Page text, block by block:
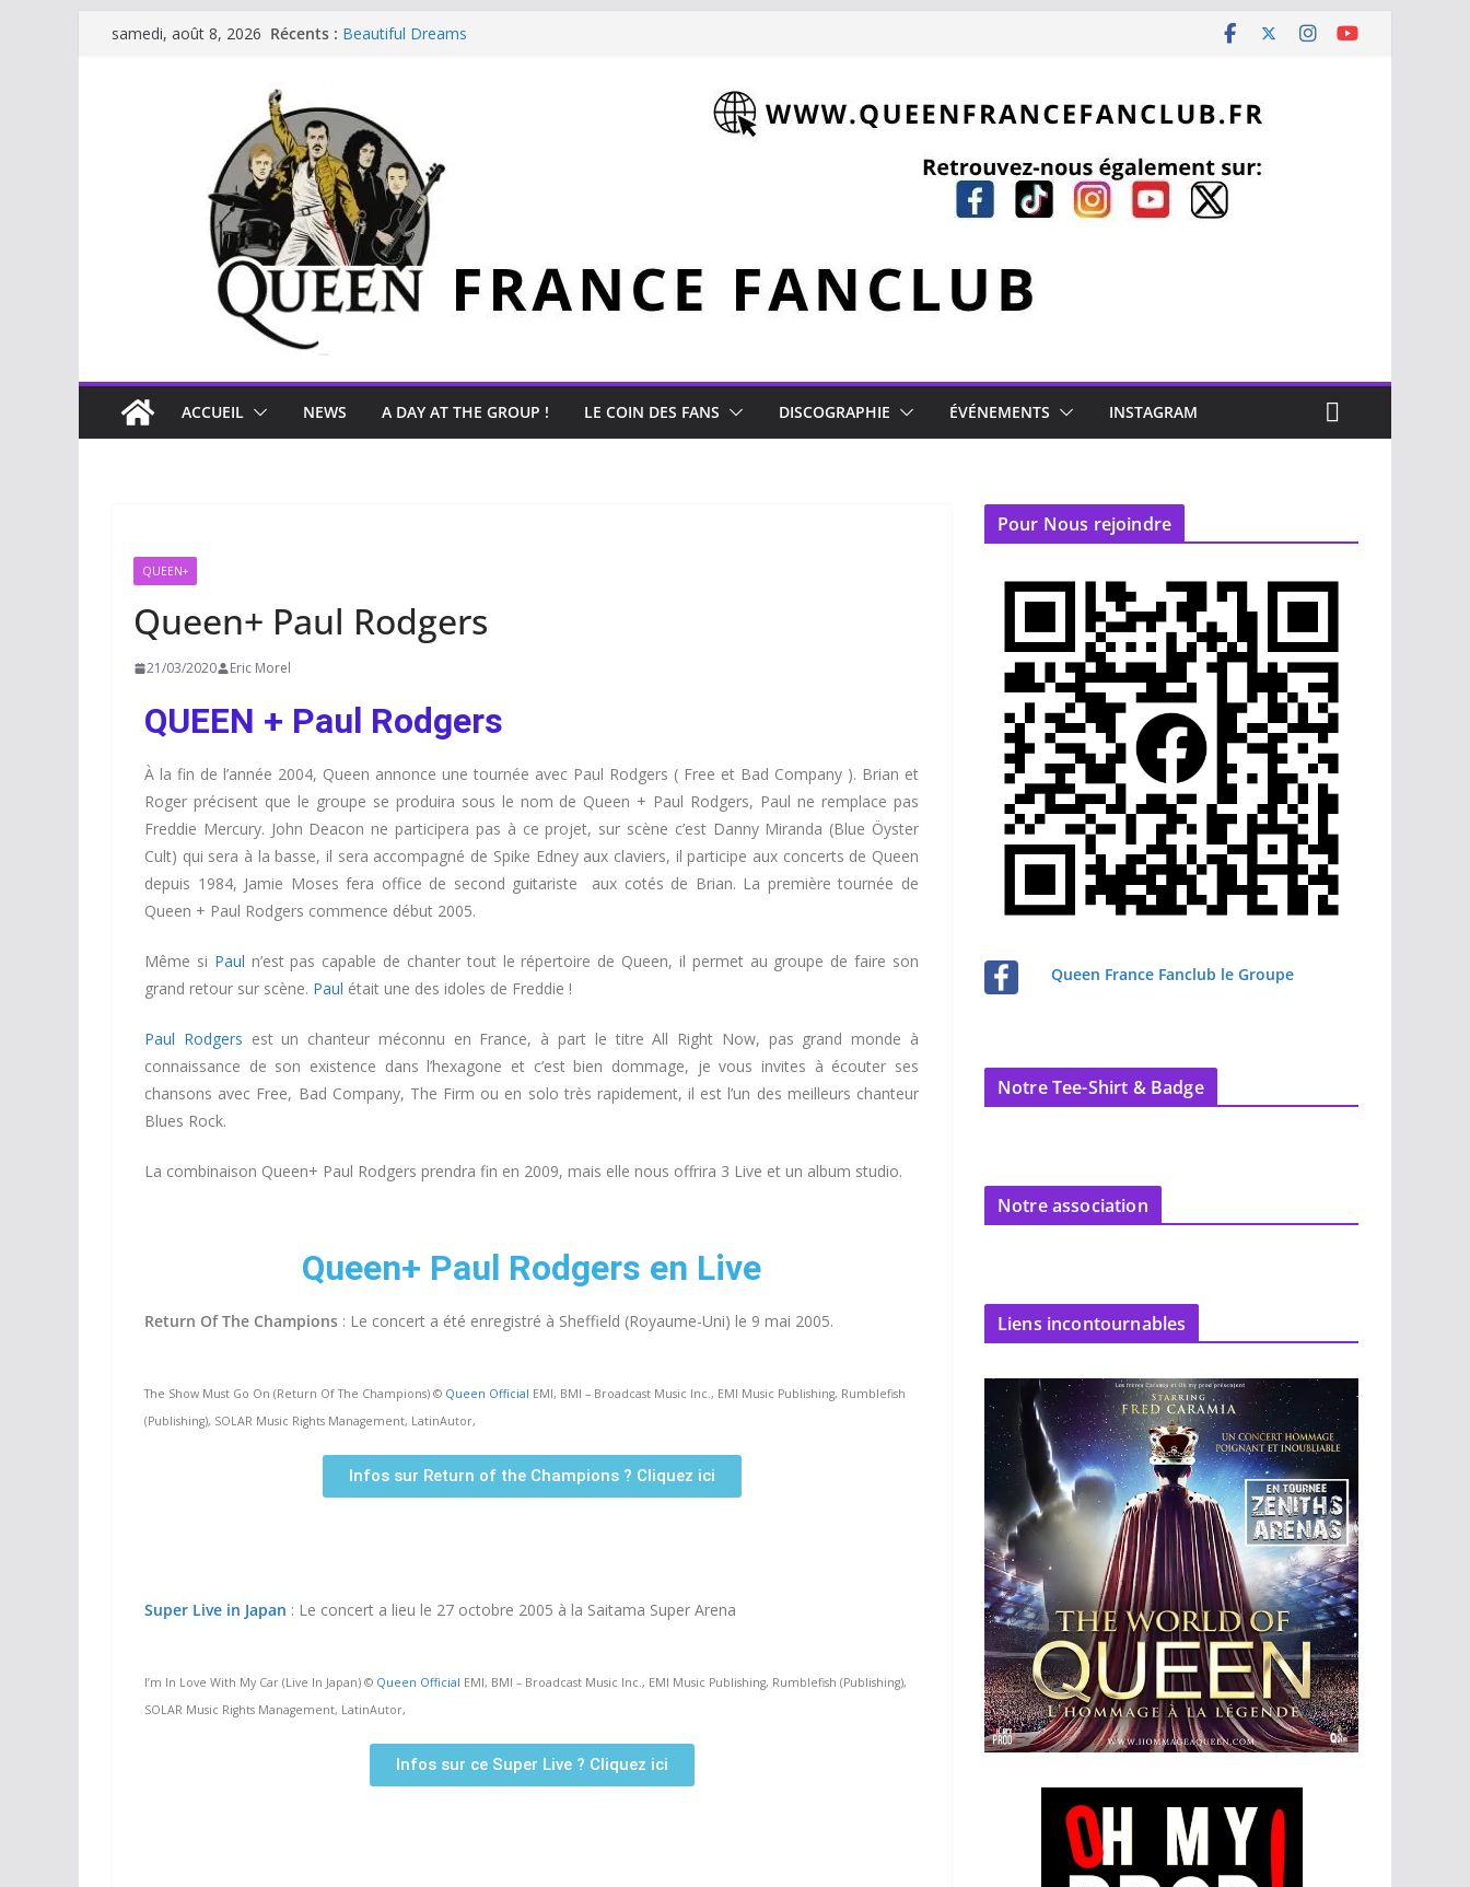
samedi, août 8, 2026 Récents : Beautiful Dreams
Je vis avec Freddie Mercury
ACCUEIL NEWS A DAY AT THE GROUP ! LE COIN DES FANS DISCOGRAPHIE ÉVÉNEMENTS INSTAGRAM
QUEEN+
Queen+ Paul Rodgers
21/03/2020 Eric Morel
QUEEN + Paul Rodgers
À la fin de l’année 2004, Queen annonce une tournée avec Paul Rodgers ( Free et Bad Company ). Brian et
Roger précisent que le groupe se produira sous le nom de Queen + Paul Rodgers, Paul ne remplace pas
Freddie Mercury. John Deacon ne participera pas à ce projet, sur scène c’est Danny Miranda (Blue Öyster
Cult) qui sera à la basse, il sera accompagné de Spike Edney aux claviers, il participe aux concerts de Queen
depuis 1984, Jamie Moses fera office de second guitariste aux cotés de Brian. La première tournée de
Queen + Paul Rodgers commence début 2005.
Même si Paul n’est pas capable de chanter tout le répertoire de Queen, il permet au groupe de faire son
grand retour sur scène. Paul était une des idoles de Freddie !
Paul Rodgers est un chanteur méconnu en France, à part le titre All Right Now, pas grand monde à
connaissance de son existence dans l’hexagone et c’est bien dommage, je vous invites à écouter ses
chansons avec Free, Bad Company, The Firm ou en solo très rapidement, il est l’un des meilleurs chanteur
Blues Rock.
La combinaison Queen+ Paul Rodgers prendra fin en 2009, mais elle nous offrira 3 Live et un album studio.
Queen+ Paul Rodgers en Live
Return Of The Champions : Le concert a été enregistré à Sheffield (Royaume-Uni) le 9 mai 2005.
The Show Must Go On (Return Of The Champions) © Queen Official EMI, BMI – Broadcast Music Inc., EMI Music Publishing, Rumblefish
(Publishing), SOLAR Music Rights Management, LatinAutor,
Infos sur Return of the Champions ? Cliquez ici
Super Live in Japan : Le concert a lieu le 27 octobre 2005 à la Saitama Super Arena
I’m In Love With My Car (Live In Japan) © Queen Official EMI, BMI – Broadcast Music Inc., EMI Music Publishing, Rumblefish (Publishing),
SOLAR Music Rights Management, LatinAutor,
Infos sur ce Super Live ? Cliquez ici
Pour Nous rejoindre
Queen France Fanclub le Groupe
Notre Tee-Shirt & Badge
Notre association
Liens incontournables